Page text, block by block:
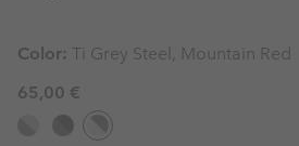
Color: Ti Grey Steel, Mountain Red
65,00 €